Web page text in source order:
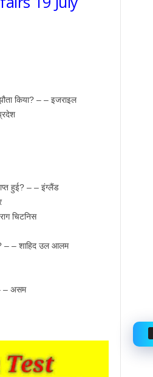
किया? – – इजराइल
हुई? – – इंग्लैंड
चिटनिस
– – शाहिद उल आलम
– असम